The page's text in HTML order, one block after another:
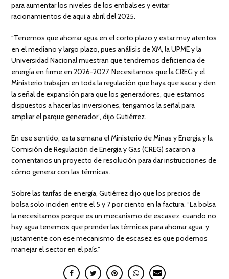
para aumentar los niveles de los embalses y evitar
racionamientos de aquí a abril del 2025.
“Tenemos que ahorrar agua en el corto plazo y estar muy atentos
en el mediano y largo plazo, pues análisis de XM, la UPME y la
Universidad Nacional muestran que tendremos deficiencia de
energía en firme en 2026-2027. Necesitamos que la CREG y el
Ministerio trabajen en toda la regulación que haya que sacar y den
la señal de expansión para que los generadores, que estamos
dispuestos a hacer las inversiones, tengamos la señal para
ampliar el parque generador”, dijo Gutiérrez.
En ese sentido, esta semana el Ministerio de Minas y Energía y la
Comisión de Regulación de Energía y Gas (CREG) sacaron a
comentarios un proyecto de resolución para dar instrucciones de
cómo generar con las térmicas.
Sobre las tarifas de energía, Gutiérrez dijo que los precios de
bolsa solo inciden entre el 5 y 7 por ciento en la factura. “La bolsa
la necesitamos porque es un mecanismo de escasez, cuando no
hay agua tenemos que prender las térmicas para ahorrar agua, y
justamente con ese mecanismo de escasez es que podemos
manejar el sector en el país.”